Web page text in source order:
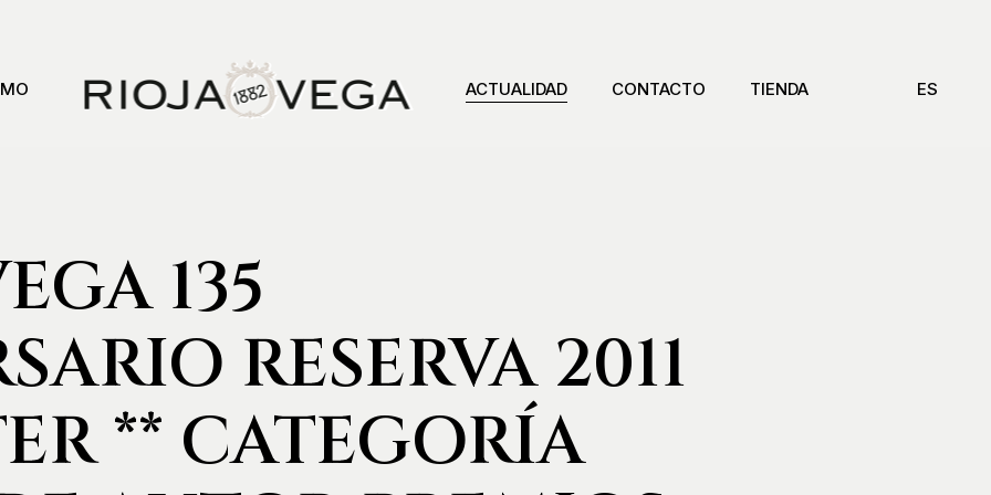
ACTUALIDAD CONTACTO TIENDA ES
135
RESERVA 2011
** CATEGORÍA